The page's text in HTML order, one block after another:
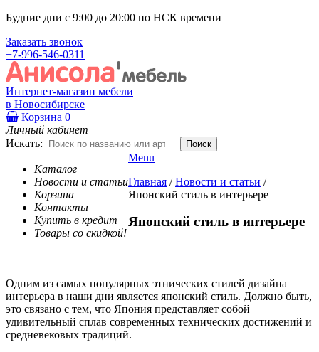
Будние дни с 9:00 до 20:00 по НСК времени
Заказать звонок
+7-996-546-0311
Интернет-магазин мебели
в Новосибирске
Корзина 0
Личный кабинет
Искать:
Каталог
Новости и статьи
Корзина
Контакты
Купить в кредит
Товары со скидкой!
Menu
Главная / Новости и статьи /
Японский стиль в интерьере
Японский стиль в интерьере
Одним из самых популярных этнических стилей дизайна
интерьера в наши дни является японский стиль. Должно быть,
это связано с тем, что Япония представляет собой
удивительный сплав современных технических достижений и
средневековых традиций.